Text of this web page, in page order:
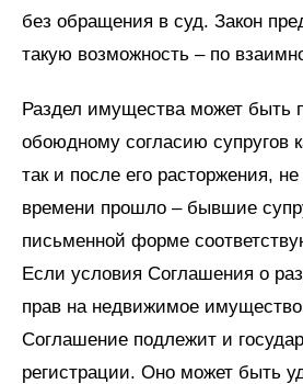
без обращения в суд. Закон
такую возможность – по
Раздел имущества может быть
обоюдному согласию супругов
так и после его расторжения,
времени прошло – бывшие
письменной форме
Если условия Соглашения о
прав на недвижимое
Соглашение подлежит и
регистрации. Оно может быть